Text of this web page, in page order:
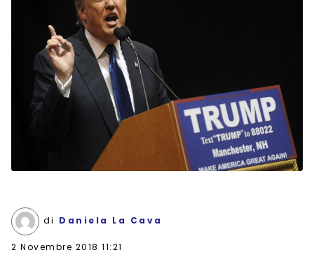
di Daniela La Cava
2 Novembre 2018 11:21